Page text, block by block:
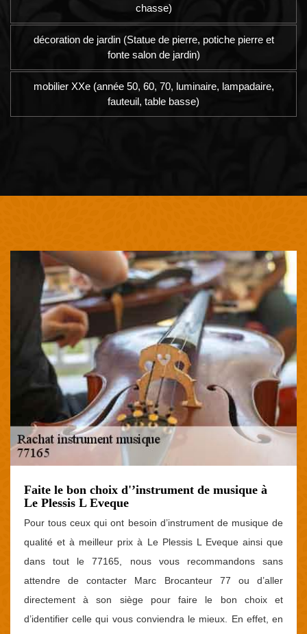
chasse)
décoration de jardin (Statue de pierre, potiche pierre et
fonte salon de jardin)
mobilier XXe (année 50, 60, 70, luminaire, lampadaire,
fauteuil, table basse)
Faite le bon choix d'’instrument de musique à
Le Plessis L Eveque
Pour tous ceux qui ont besoin d’instrument de musique de
qualité et à meilleur prix à Le Plessis L Eveque ainsi que
dans tout le 77165, nous vous recommandons sans
attendre de contacter Marc Brocanteur 77 ou d’aller
directement à son siège pour faire le bon choix et
d’identifier celle qui vous conviendra le mieux. En effet, en